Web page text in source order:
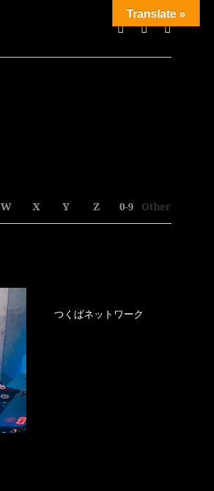
W X Y Z 0-9 Other
つくばネットワーク
Translate »